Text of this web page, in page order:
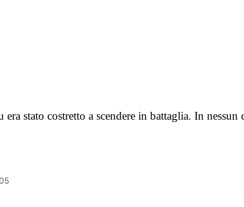
stato costretto a scendere in battaglia. In